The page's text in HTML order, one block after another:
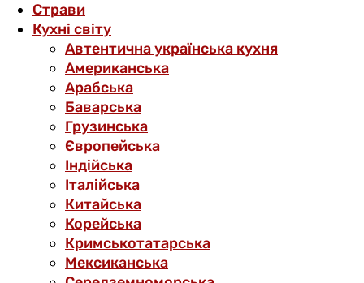
Страви
Кухні світу
Автентична українська кухня
Американська
Арабська
Баварська
Грузинська
Європейська
Індійська
Італійська
Китайська
Корейська
Кримськотатарська
Мексиканська